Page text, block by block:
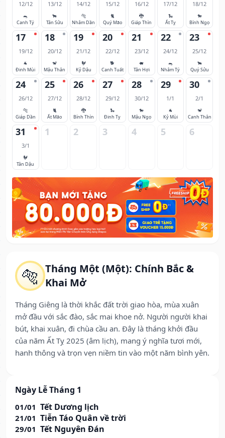
🐅 Tháng Một (Một): Chính Bắc &
Khai Mở
Tháng Giêng là thời khắc đất trời giao hòa, mùa xuân
mở đầu với sắc đào, sắc mai khoe nở. Người người khai
bút, khai xuân, đi chùa cầu an. Đây là tháng khởi đầu
của năm Ất Tỵ 2025 (âm lịch), mang ý nghĩa tươi mới,
hanh thông và trọn vẹn niềm tin vào một năm bình yên.
Ngày Lễ Tháng 1
01/01 Tết Dương lịch
21/01 Tiễn Táo Quân về trời
29/01 Tết Nguyên Đán
12/12
🐀
Canh Tý
13/12
🐂
Tân Sửu
14/12
🐅
Nhâm Dần
15/12
🐈
Quý Mão
16/12
🐉
Giáp Thìn
17/12
🐍
Ất Tỵ
18/12
🐎
Bính Ngọ
17
19/12
🐐
Đinh Mùi
18
20/12
🐒
Mậu Thân
19
21/12
🐓
Kỷ Dậu
20
22/12
🐕
Canh Tuất
21
23/12
🐖
Tân Hợi
22
24/12
🐀
Nhâm Tý
23
25/12
🐂
Quý Sửu
24
26/12
🐅
Giáp Dần
25
27/12
🐈
Ất Mão
26
28/12
🐉
Bính Thìn
27
29/12
🐍
Đinh Tỵ
28
30/12
🐎
Mậu Ngọ
29
1/1
🐐
Kỷ Mùi
30
2/1
🐒
Canh Thân
31
3/1
🐓
Tân Dậu
1 2 3 4 5 6